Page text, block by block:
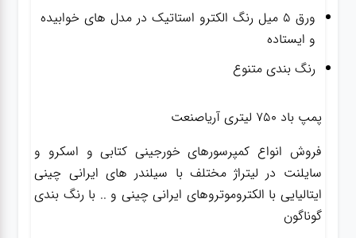
ورق ۵ میل رنگ الکترو استاتیک در مدل های خوابیده
و ایستاده
رنگ بندی متنوع
پمپ باد ۷۵۰ لیتری آریاصنعت
فروش انواع کمپرسورهای خورجینی کتابی و اسکرو و
سایلنت در لیتراژ مختلف با سیلندر های ایرانی چینی
ایتالیایی با الکتروموتروهای ایرانی چینی و .. با رنگ بندی
گوناگون